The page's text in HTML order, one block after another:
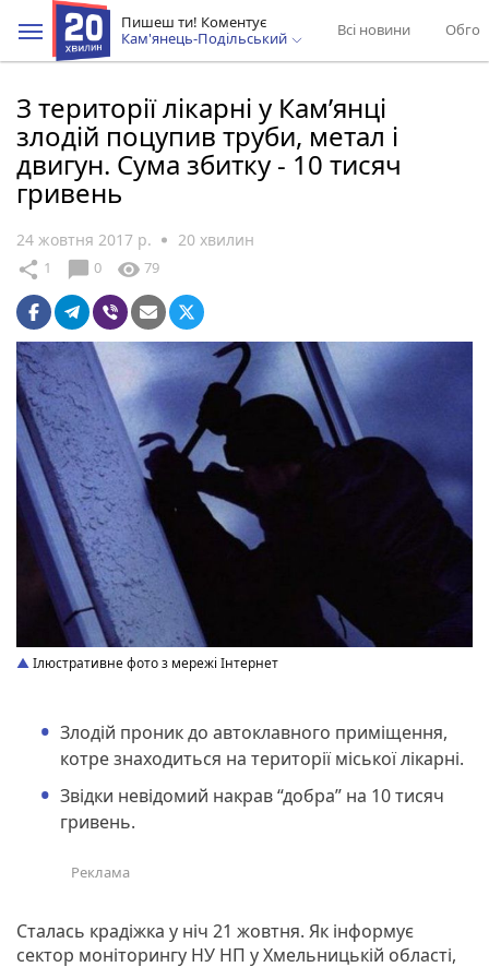
Пишеш ти! Коментує
Кам'янець-Подільський
Всі новини
З території лікарні у Кам’янці
злодій поцупив труби, метал і
двигун. Сума збитку - 10 тисяч
гривень
24 жовтня 2017 р. 20 хвилин
share 1 chat_bubble 0 visibility 79
Ілюстративне фото з мережі Інтернет
Злодій проник до автоклавного приміщення,
котре знаходиться на території міської лікарні.
Звідки невідомий накрав “добра” на 10 тисяч
гривень.
Сталась крадіжка у ніч 21 жовтня. Як інформує
сектор моніторингу НУ НП у Хмельницькій області,